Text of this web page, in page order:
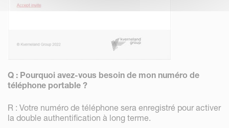
Q : Pourquoi avez-vous besoin de mon numéro de
téléphone portable ?
R : Votre numéro de téléphone sera enregistré pour activer
la double authentification à long terme.